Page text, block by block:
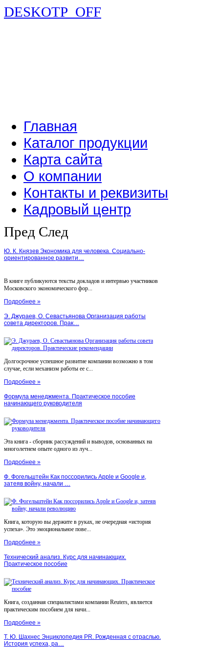
DESKOTP_OFF
Главная
Каталог продукции
Карта сайта
О компании
Контакты и реквизиты
Кадровый центр
Пред След
Ю. К. Князев Экономика для человека. Социально-
ориентированное развити…
В книге публикуются тексты докладов и интервью участников
Московского экономического фор...
Подробнее »
Э. Джураев, О. Севастьянова Организация работы
совета директоров. Прак…
Долгосрочное успешное развитие компании возможно в том
случае, если механизм работы ее с...
Подробнее »
Формула менеджмента. Практическое пособие
начинающего руководителя
Эта книга - сборник рассуждений и выводов, основанных на
многолетнем опыте одного из луч...
Подробнее »
Ф. Фогельштейн Как поссорились Apple и Google и,
затеяв войну, начали …
Книга, которую вы держите в руках, не очередная «история
успеха». Это эмоциональное пове...
Подробнее »
Технический анализ. Курс для начинающих.
Практическое пособие
Книга, созданная специалистами компании Reuters, является
практическим пособием для начи...
Подробнее »
Т. Ю. Шахнес Энциклопедия PR. Рожденная с отраслью.
История успеха, ра…